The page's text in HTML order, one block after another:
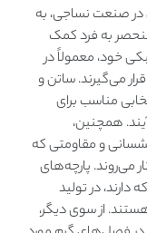
در صنعت نساجی، به
منحصر به فرد کمک
خود، معمولاً در
می‌گیرند. ساتن و
مناسب برای
همچنین،
و مقاومتی که
می‌روند. پارچه‌های
در تولید
از سوی دیگر،